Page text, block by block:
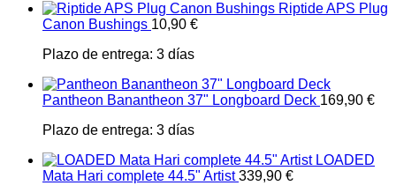
Riptide APS Plug
Canon Bushings 10,90 €
Plazo de entrega: 3 días
Pantheon Banantheon 37" Longboard Deck 169,90 €
Plazo de entrega: 3 días
LOADED
Mata Hari complete 44.5" Artist 339,90 €